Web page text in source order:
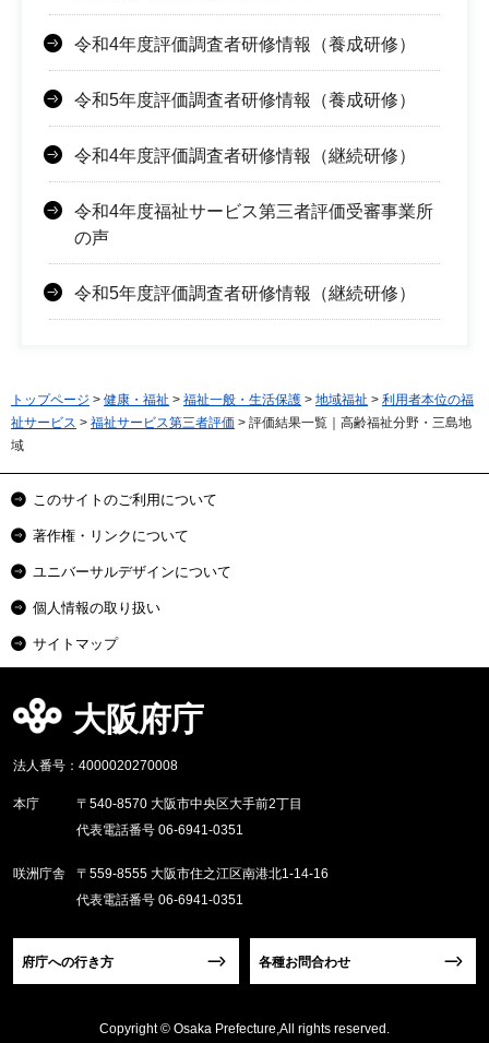
令和4年度評価調査者研修情報（養成研修）
令和5年度評価調査者研修情報（養成研修）
令和4年度評価調査者研修情報（継続研修）
令和4年度福祉サービス第三者評価受審事業所
の声
令和5年度評価調査者研修情報（継続研修）
トップページ > 健康・福祉 > 福祉一般・生活保護 > 地域福祉 > 利用者本位の福
祉サービス > 福祉サービス第三者評価 > 評価結果一覧｜高齢福祉分野・三島地
域
このサイトのご利用について
著作権・リンクについて
ユニバーサルデザインについて
個人情報の取り扱い
サイトマップ
大阪府庁
法人番号：4000020270008
本庁
〒540-8570 大阪市中央区大手前2丁目
代表電話番号 06-6941-0351
咲洲庁舎
〒559-8555 大阪市住之江区南港北1-14-16
代表電話番号 06-6941-0351
府庁への行き方 各種お問合わせ
Copyright © Osaka Prefecture,All rights reserved.